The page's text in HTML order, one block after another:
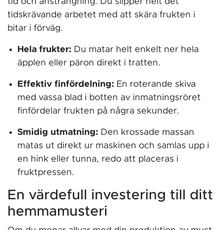
tidskrävande arbetet med att skära frukten i
bitar i förväg.
Hela frukter: Du matar helt enkelt ner hela
äpplen eller päron direkt i tratten.
Effektiv finfördelning: En roterande skiva
med vassa blad i botten av inmatningsröret
finfördelar frukten på några sekunder.
Smidig utmatning: Den krossade massan
matas ut direkt ur maskinen och samlas upp i
en hink eller tunna, redo att placeras i
fruktpressen.
En värdefull investering till ditt
hemmamusteri